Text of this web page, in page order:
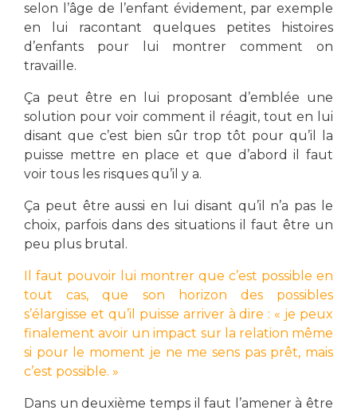
selon l’âge de l’enfant évidement, par exemple
en lui racontant quelques petites histoires
d’enfants pour lui montrer comment on
travaille.
Ça peut être en lui proposant d’emblée une
solution pour voir comment il réagit, tout en lui
disant que c’est bien sûr trop tôt pour qu’il la
puisse mettre en place et que d’abord il faut
voir tous les risques qu’il y a.
Ça peut être aussi en lui disant qu’il n’a pas le
choix, parfois dans des situations il faut être un
peu plus brutal.
Il faut pouvoir lui montrer que c’est possible en
tout cas, que son horizon des possibles
s’élargisse et qu’il puisse arriver à dire : « je peux
finalement avoir un impact sur la relation même
si pour le moment je ne me sens pas prêt, mais
c’est possible. »
Dans un deuxième temps il faut l’amener à être